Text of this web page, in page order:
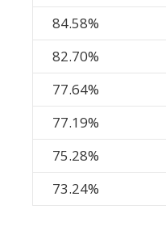
84.58%
82.70%
77.64%
77.19%
75.28%
73.24%